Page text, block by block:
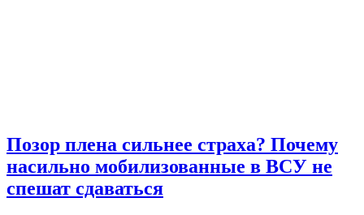
Позор плена сильнее страха? Почему
насильно мобилизованные в ВСУ не
спешат сдаваться